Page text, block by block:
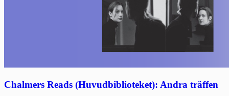
Chalmers Reads (Huvudbiblioteket): Andra träffen